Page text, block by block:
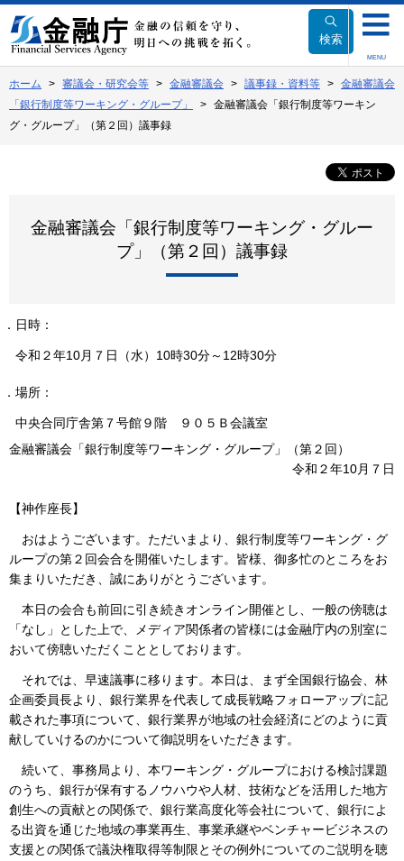
文
へ
動
検索
MENU
ホーム 審議会・研究会等 金融審議会 議事録・資料等
金融審議会
「銀行制度等ワーキング・グループ」
金融審議会「銀行制度等ワーキン
グ・グループ」（第２回）議事録
金融審議会「銀行制度等ワーキング・グルー
プ」（第２回）議事録
日時：
令和２年10月７日（水）10時30分～12時30分
場所：
中央合同庁舎第７号館９階 ９０５Ｂ会議室
金融審議会「銀行制度等ワーキング・グループ」（第２回）
令和２年10月７日
【神作座長】
おはようございます。ただいまより、銀行制度等ワーキング・グ
ループの第２回会合を開催いたします。皆様、御多忙のところをお
集まりいただき、誠にありがとうございます。
本日の会合も前回に引き続きオンライン開催とし、一般の傍聴は
「なし」とした上で、メディア関係者の皆様には金融庁内の別室に
おいて傍聴いただくこととしております。
それでは、早速議事に移ります。本日は、まず全国銀行協会、林
企画委員長より、銀行業界を代表して成長戦略フォローアップに記
載された事項について、銀行業界が地域の社会経済にどのように貢
献していけるのかについて御説明をいただきます。
続いて、事務局より、本ワーキング・グループにおける検討課題
のうち、銀行が保有するノウハウや人材、技術などを活用した地方
創生への貢献との関係で、銀行業高度化等会社について、銀行によ
る出資を通じた地域の事業再生、事業承継やベンチャービジネスの
支援との関係で議決権取得等制限とその例外についてのご説明を聴